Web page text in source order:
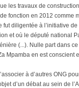
les travaux de
fonction en 2012 comme
diligentée à l’initiative de
et où le député national
(...). Nulle part dans ce
Mpamba en est conscient
à d’autres ONG
d’un débat au sein de